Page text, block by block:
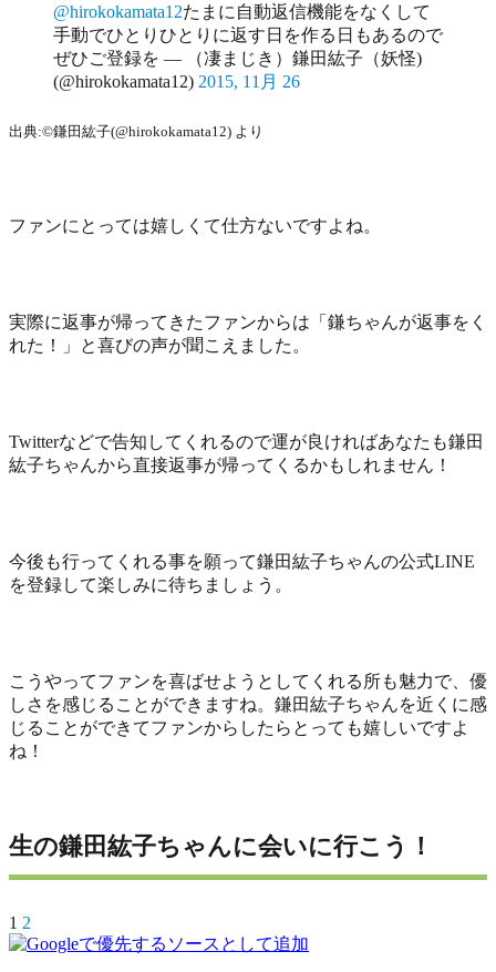
@hirokokamata12たまに自動返信機能をなくして
手動でひとりひとりに返す日を作る日もあるので
ぜひご登録を — （凄まじき）鎌田紘子（妖怪)
(@hirokokamata12) 2015, 11月 26
出典:©鎌田紘子(@hirokokamata12) より
ファンにとっては嬉しくて仕方ないですよね。
実際に返事が帰ってきたファンからは「鎌ちゃんが返事をく
れた！」と喜びの声が聞こえました。
Twitterなどで告知してくれるので運が良ければあなたも鎌田
紘子ちゃんから直接返事が帰ってくるかもしれません！
今後も行ってくれる事を願って鎌田紘子ちゃんの公式LINE
を登録して楽しみに待ちましょう。
こうやってファンを喜ばせようとしてくれる所も魅力で、優
しさを感じることができますね。鎌田紘子ちゃんを近くに感
じることができてファンからしたらとっても嬉しいですよ
ね！
生の鎌田紘子ちゃんに会いに行こう！
1 2